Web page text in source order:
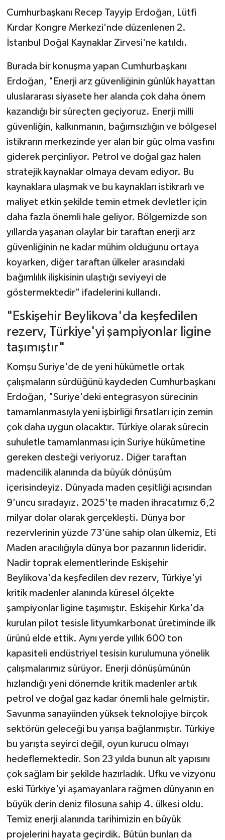
Cumhurbaşkanı Recep Tayyip Erdoğan, Lütfi
Kırdar Kongre Merkezi'nde düzenlenen 2.
İstanbul Doğal Kaynaklar Zirvesi'ne katıldı.
Burada bir konuşma yapan Cumhurbaşkanı
Erdoğan, "Enerji arz güvenliğinin günlük hayattan
uluslararası siyasete her alanda çok daha önem
kazandığı bir süreçten geçiyoruz. Enerji milli
güvenliğin, kalkınmanın, bağımsızlığın ve bölgesel
istikrarın merkezinde yer alan bir güç olma vasfını
giderek perçinliyor. Petrol ve doğal gaz halen
stratejik kaynaklar olmaya devam ediyor. Bu
kaynaklara ulaşmak ve bu kaynakları istikrarlı ve
maliyet etkin şekilde temin etmek devletler için
daha fazla önemli hale geliyor. Bölgemizde son
yıllarda yaşanan olaylar bir taraftan enerji arz
güvenliğinin ne kadar mühim olduğunu ortaya
koyarken, diğer taraftan ülkeler arasındaki
bağımlılık ilişkisinin ulaştığı seviyeyi de
göstermektedir" ifadelerini kullandı.
"Eskişehir Beylikova'da keşfedilen
rezerv, Türkiye'yi şampiyonlar ligine
taşımıştır"
Komşu Suriye'de de yeni hükümetle ortak
çalışmaların sürdüğünü kaydeden Cumhurbaşkanı
Erdoğan, "Suriye'deki entegrasyon sürecinin
tamamlanmasıyla yeni işbirliği fırsatları için zemin
çok daha uygun olacaktır. Türkiye olarak sürecin
suhuletle tamamlanması için Suriye hükümetine
gereken desteği veriyoruz. Diğer taraftan
madencilik alanında da büyük dönüşüm
içerisindeyiz. Dünyada maden çeşitliği açısından
9'uncu sıradayız. 2025'te maden ihracatımız 6,2
milyar dolar olarak gerçekleşti. Dünya bor
rezervlerinin yüzde 73'üne sahip olan ülkemiz, Eti
Maden aracılığıyla dünya bor pazarının lideridir.
Nadir toprak elementlerinde Eskişehir
Beylikova'da keşfedilen dev rezerv, Türkiye'yi
kritik madenler alanında küresel ölçekte
şampiyonlar ligine taşımıştır. Eskişehir Kırka'da
kurulan pilot tesisle lityumkarbonat üretiminde ilk
ürünü elde ettik. Aynı yerde yıllık 600 ton
kapasiteli endüstriyel tesisin kurulumuna yönelik
çalışmalarımız sürüyor. Enerji dönüşümünün
hızlandığı yeni dönemde kritik madenler artık
petrol ve doğal gaz kadar önemli hale gelmiştir.
Savunma sanayiinden yüksek teknolojiye birçok
sektörün geleceği bu yarışa bağlanmıştır. Türkiye
bu yarışta seyirci değil, oyun kurucu olmayı
hedeflemektedir. Son 23 yılda bunun alt yapısını
çok sağlam bir şekilde hazırladık. Ufku ve vizyonu
eski Türkiye'yi aşamayanlara rağmen dünyanın en
büyük derin deniz filosuna sahip 4. ülkesi oldu.
Temiz enerji alanında tarihimizin en büyük
projelerini hayata geçirdik. Bütün bunları da